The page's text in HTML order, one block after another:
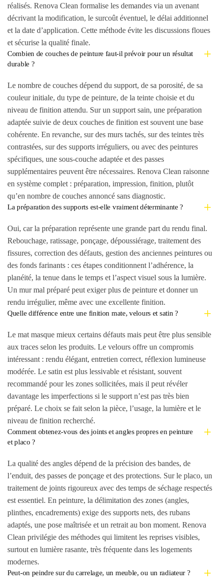
réalisés. Renova Clean formalise les demandes via un avenant
décrivant la modification, le surcoût éventuel, le délai additionnel
et la date d’application. Cette méthode évite les discussions floues
et sécurise la qualité finale.
Combien de couches de peinture faut-il prévoir pour un résultat
durable ?
Le nombre de couches dépend du support, de sa porosité, de sa
couleur initiale, du type de peinture, de la teinte choisie et du
niveau de finition attendu. Sur un support sain, une préparation
adaptée suivie de deux couches de finition est souvent une base
cohérente. En revanche, sur des murs tachés, sur des teintes très
contrastées, sur des supports irréguliers, ou avec des peintures
spécifiques, une sous-couche adaptée et des passes
supplémentaires peuvent être nécessaires. Renova Clean raisonne
en système complet : préparation, impression, finition, plutôt
qu’en nombre de couches annoncé sans diagnostic.
La préparation des supports est-elle vraiment déterminante ?
Oui, car la préparation représente une grande part du rendu final.
Rebouchage, ratissage, ponçage, dépoussiérage, traitement des
fissures, correction des défauts, gestion des anciennes peintures ou
des fonds farinants : ces étapes conditionnent l’adhérence, la
planéité, la tenue dans le temps et l’aspect visuel sous la lumière.
Un mur mal préparé peut exiger plus de peinture et donner un
rendu irrégulier, même avec une excellente finition.
Quelle différence entre une finition mate, velours et satin ?
Le mat masque mieux certains défauts mais peut être plus sensible
aux traces selon les produits. Le velours offre un compromis
intéressant : rendu élégant, entretien correct, réflexion lumineuse
modérée. Le satin est plus lessivable et résistant, souvent
recommandé pour les zones sollicitées, mais il peut révéler
davantage les imperfections si le support n’est pas très bien
préparé. Le choix se fait selon la pièce, l’usage, la lumière et le
niveau de finition recherché.
Comment obtenez-vous des joints et angles propres en peinture
et placo ?
La qualité des angles dépend de la précision des bandes, de
l’enduit, des passes de ponçage et des protections. Sur le placo, un
traitement de joints rigoureux avec des temps de séchage respectés
est essentiel. En peinture, la délimitation des zones (angles,
plinthes, encadrements) exige des supports nets, des rubans
adaptés, une pose maîtrisée et un retrait au bon moment. Renova
Clean privilégie des méthodes qui limitent les reprises visibles,
surtout en lumière rasante, très fréquente dans les logements
modernes.
Peut-on peindre sur du carrelage, un meuble, ou un radiateur ?